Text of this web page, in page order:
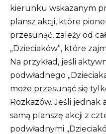
kierunku wskazanym
plansz akcji, które
przesunąć, zależy od
„Dzieciaków”, które
Na przykład, jeśli
podwładnego
może przesunąć się
Rozkazów. Jeśli jednak
samą planszę akcji z
podwładnymi